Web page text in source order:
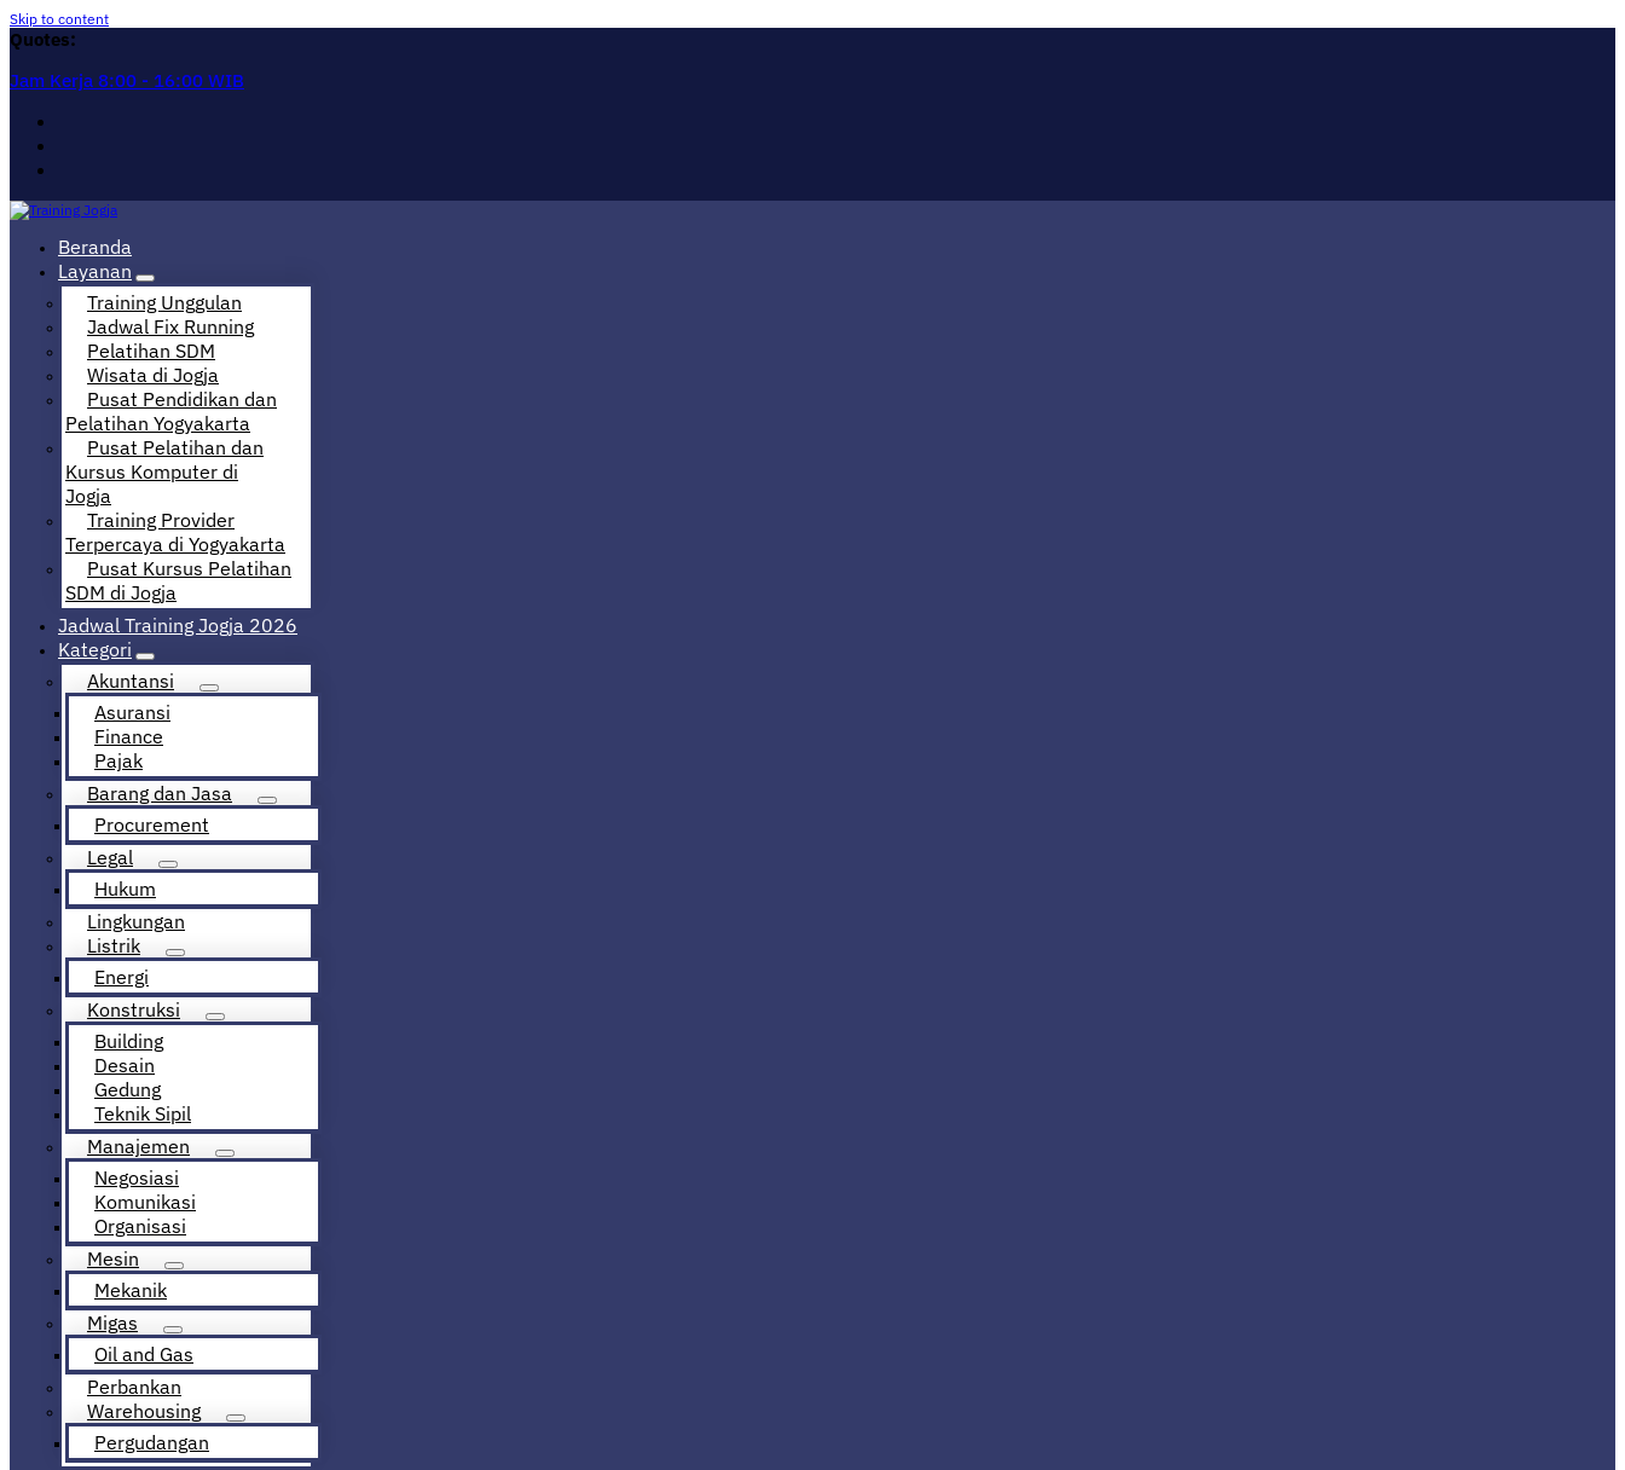
Skip to content
Quotes:
Jam Kerja 8:00 - 16:00 WIB
Pusat Informasi Training di Jogja
Beranda
Layanan
Training Unggulan
Jadwal Fix Running
Pelatihan SDM
Wisata di Jogja
Pusat Pendidikan dan
Pelatihan Yogyakarta
Pusat Pelatihan dan
Kursus Komputer di
Jogja
Training Provider
Terpercaya di Yogyakarta
Pusat Kursus Pelatihan
SDM di Jogja
Jadwal Training Jogja 2026
Kategori
Akuntansi
Asuransi
Finance
Pajak
Barang dan Jasa
Procurement
Legal
Hukum
Lingkungan
Listrik
Energi
Konstruksi
Building
Desain
Gedung
Teknik Sipil
Manajemen
Negosiasi
Komunikasi
Organisasi
Mesin
Mekanik
Migas
Oil and Gas
Perbankan
Warehousing
Pergudangan